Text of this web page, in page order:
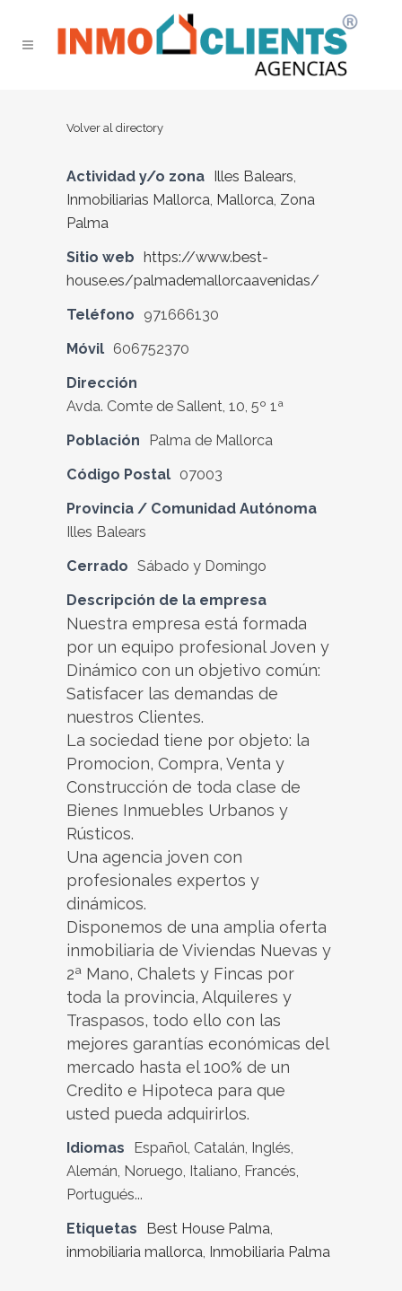
Volver al directory
Actividad y/o zona Illes Balears,
Inmobiliarias Mallorca, Mallorca, Zona
Palma
Sitio web https://www.best-
house.es/palmademallorcaavenidas/
Teléfono
971666130
Móvil 606752370
Dirección
Avda. Comte de Sallent, 10, 5º 1ª
Población
Palma de Mallorca
Código Postal 07003
Provincia / Comunidad Autónoma
Illes Balears
Cerrado Sábado y Domingo
Descripción de la empresa
Nuestra empresa está formada
por un equipo profesional Joven y
Dinámico con un objetivo común:
Satisfacer las demandas de
nuestros Clientes.
La sociedad tiene por objeto: la
Promocion, Compra, Venta y
Construcción de toda clase de
Bienes Inmuebles Urbanos y
Rústicos.
Una agencia joven con
profesionales expertos y
dinámicos.
Disponemos de una amplia oferta
inmobiliaria de Viviendas Nuevas y
2ª Mano, Chalets y Fincas por
toda la provincia, Alquileres y
Traspasos, todo ello con las
mejores garantías económicas del
mercado hasta el 100% de un
Credito e Hipoteca para que
usted pueda adquirirlos.
Idiomas
Español, Catalán, Inglés,
Alemán, Noruego, Italiano, Francés,
Portugués...
Etiquetas
Best House Palma,
inmobiliaria mallorca, Inmobiliaria Palma